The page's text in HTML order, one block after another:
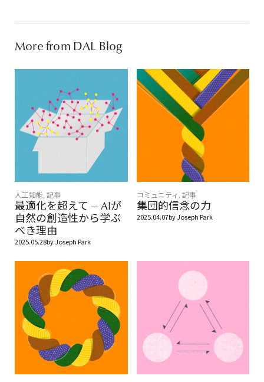
More from DAL Blog
人工知能, 記事
最適化を超えて — AIが
自然の創造性から学ぶ
べき理由
2025.05.28byJoseph Park
コミュニティ , 記事
集団的信念の力
2025.04.07byJoseph Park